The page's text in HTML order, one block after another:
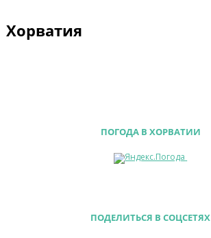
Хорватия
ПОГОДА В ХОРВАТИИ
ПОДЕЛИТЬСЯ В СОЦСЕТЯХ